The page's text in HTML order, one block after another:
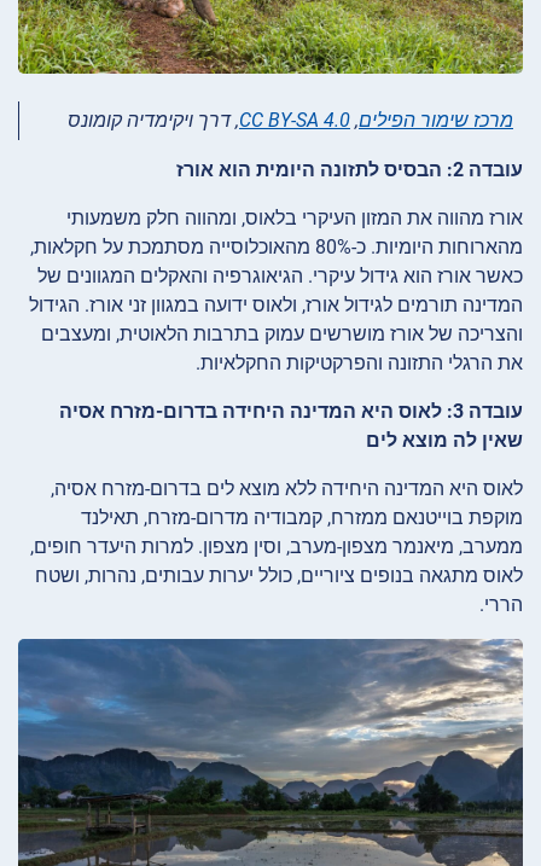
מרכז שימור הפילים,
CC BY-SA 4.0, דרך ויקימדיה קומונס
עובדה 2: הבסיס לתזונה היומית הוא אורז
אורז מהווה את המזון העיקרי בלאוס, ומהווה חלק משמעותי
מהארוחות היומיות. כ-80% מהאוכלוסייה מסתמכת על חקלאות,
כאשר אורז הוא גידול עיקרי. הגיאוגרפיה והאקלים המגוונים של
המדינה תורמים לגידול אורז, ולאוס ידועה במגוון זני אורז. הגידול
והצריכה של אורז מושרשים עמוק בתרבות הלאוטית, ומעצבים
את הרגלי התזונה והפרקטיקות החקלאיות.
עובדה 3: לאוס היא המדינה היחידה בדרום-מזרח אסיה
שאין לה מוצא לים
לאוס היא המדינה היחידה ללא מוצא לים בדרום-מזרח אסיה,
מוקפת בוייטנאם ממזרח, קמבודיה מדרום-מזרח, תאילנד
ממערב, מיאנמר מצפון-מערב, וסין מצפון. למרות היעדר חופים,
לאוס מתגאה בנופים ציוריים, כולל יערות עבותים, נהרות, ושטח
הררי.